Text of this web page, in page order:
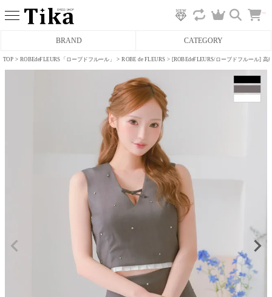
BRAND CATEGORY
タイトロングドレス
Aラインロングドレス
へ
TOP ROBEdeFLEURS「ローブドフルール」 ROBE de FLEURS [ROBEdeFLEURS/ローブドフルール]